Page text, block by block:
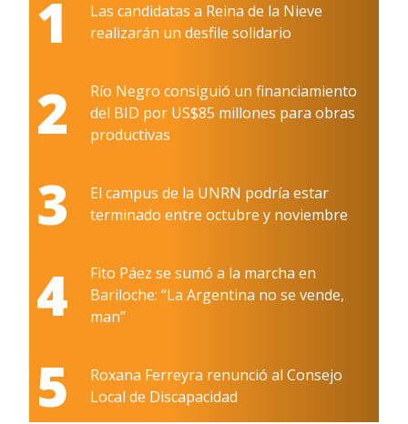
1
Las candidatas a Reina de la Nieve
realizarán un desfile solidario
2
Río Negro consiguió un financiamiento
del BID por US$85 millones para obras
productivas
3
El campus de la UNRN podría estar
terminado entre octubre y noviembre
4
Fito Páez se sumó a la marcha en
Bariloche: “La Argentina no se vende,
man”
5
Roxana Ferreyra renunció al Consejo
Local de Discapacidad